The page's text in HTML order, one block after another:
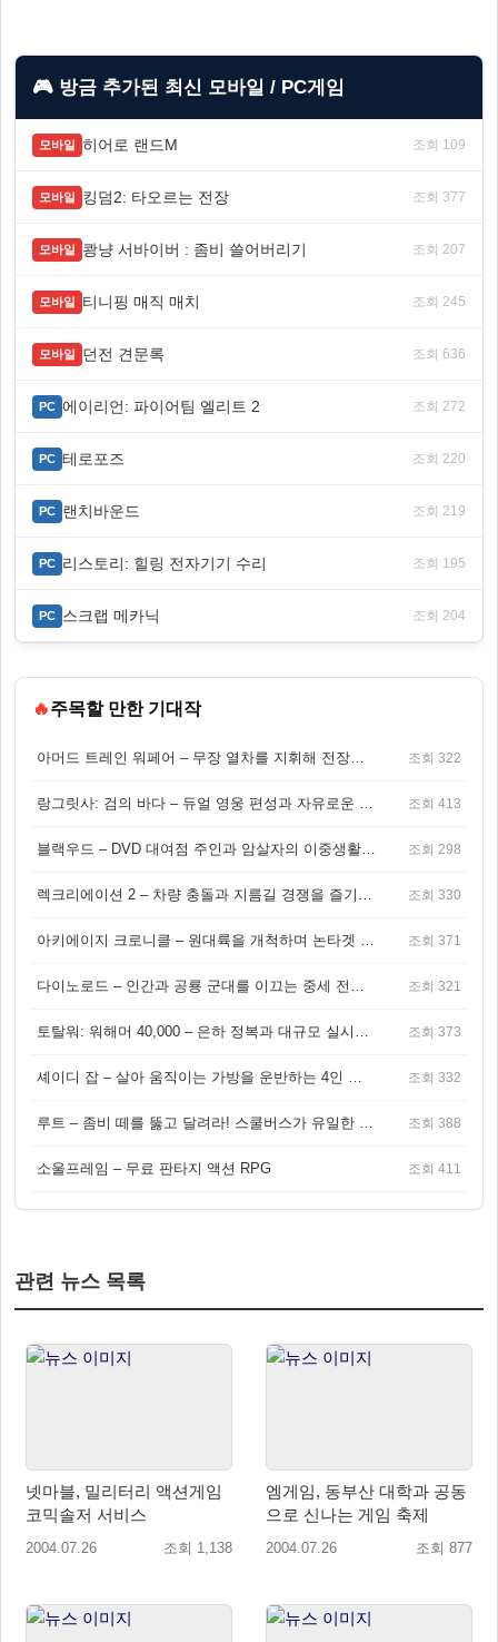
🎮 방금 추가된 최신 모바일 / PC게임
모바일 히어로 랜드M 조회 109
모바일 킹덤2: 타오르는 전장 조회 377
모바일 쾅냥 서바이버 : 좀비 쓸어버리기 조회 207
모바일 티니핑 매직 매치 조회 245
모바일 던전 견문록 조회 636
PC 에이리언: 파이어팀 엘리트 2 조회 272
PC 테로포즈 조회 220
PC 랜치바운드 조회 219
PC 리스토리: 힐링 전자기기 수리 조회 195
PC 스크랩 메카닉 조회 204
🔥주목할 만한 기대작
아머드 트레인 워페어 – 무장 열차를 지휘해 전장을 돌파하는 생존 전투 게임 조회 322
랑그릿사: 검의 바다 – 듀얼 영웅 편성과 자유로운 탐험을 결합한 판타지 전략 RPG 조회 413
블랙우드 – DVD 대여점 주인과 암살자의 이중생활을 그린 3인칭 액션 스릴러 게임 조회 298
렉크리에이션 2 – 차량 충돌과 지름길 경쟁을 즐기는 오픈월드 아케이드 레이싱 게임 조회 330
아키에이지 크로니클 – 원대륙을 개척하며 논타겟 전투를 즐기는 오픈월드 MMORPG 조회 371
다이노로드 – 인간과 공룡 군대를 이끄는 중세 전략 액션 RPG 조회 321
토탈워: 워해머 40,000 – 은하 정복과 대규모 실시간 전투가 결합된 전략 게임! 조회 373
셰이디 잡 – 살아 움직이는 가방을 운반하는 4인 협동 물리 어드벤처 게임 조회 332
루트 – 좀비 떼를 뚫고 달려라! 스쿨버스가 유일한 집이 되는 4인 협동 생존 게임 조회 388
소울프레임 – 무료 판타지 액션 RPG 조회 411
관련 뉴스 목록
넷마블, 밀리터리 액션게임
코믹솔저 서비스
2004.07.26 조회 1,138
엠게임, 동부산 대학과 공동
으로 신나는 게임 축제
2004.07.26 조회 877